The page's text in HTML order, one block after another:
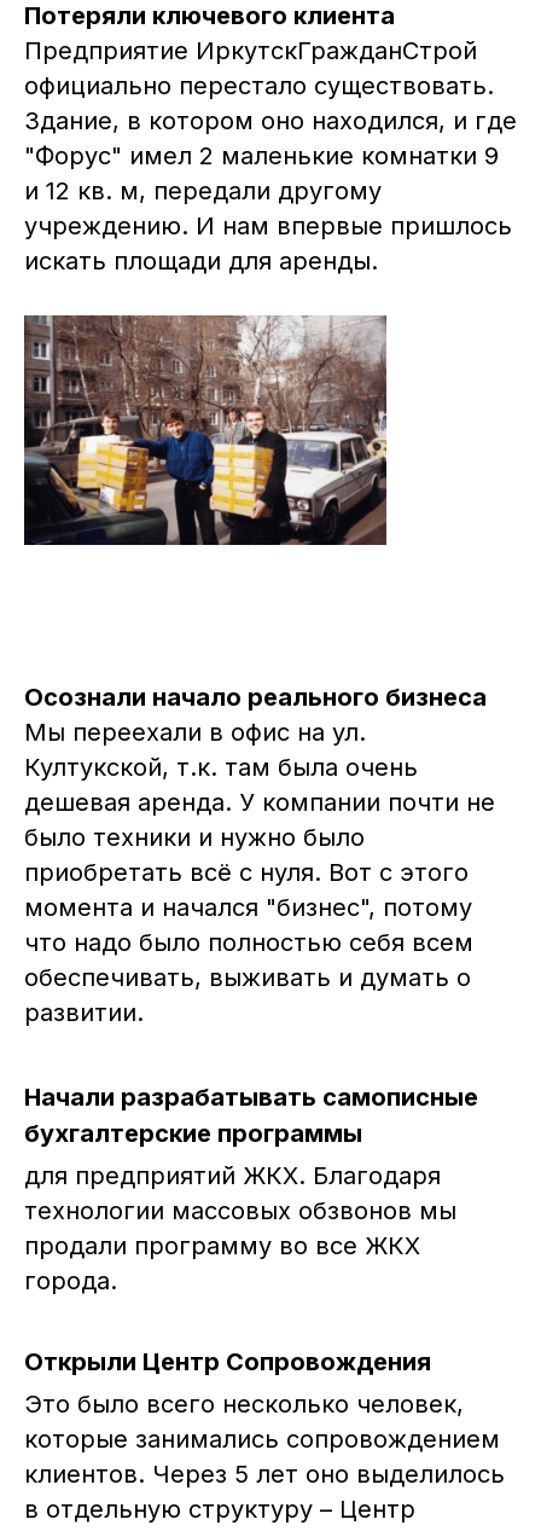
Потеряли ключевого клиента
Предприятие ИркутскГражданСтрой
официально перестало существовать.
Здание, в котором оно находился, и где
"Форус" имел 2 маленькие комнатки 9
и 12 кв. м, передали другому
учреждению. И нам впервые пришлось
искать площади для аренды.
Осознали начало реального бизнеса
Мы переехали в офис на ул.
Култукской, т.к. там была очень
дешевая аренда. У компании почти не
было техники и нужно было
приобретать всё с нуля. Вот с этого
момента и начался "бизнес", потому
что надо было полностью себя всем
обеспечивать, выживать и думать о
развитии.
Начали разрабатывать самописные
бухгалтерские программы
для предприятий ЖКХ. Благодаря
технологии массовых обзвонов мы
продали программу во все ЖКХ
города.
Открыли Центр Сопровождения
Это было всего несколько человек,
которые занимались сопровождением
клиентов. Через 5 лет оно выделилось
в отдельную структуру – Центр